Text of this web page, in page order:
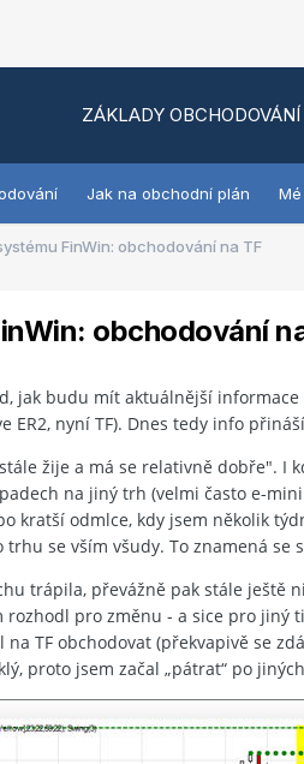
ZÁKLADY OBCHODOVÁNÍ
Jak na obchodní plán
FinWin: obchodování na TF
obchodování
jak budu mít aktuálnější
ER2, nyní TF). Dnes tedy info
žije a má se relativně dobře". I
na jiný trh (velmi často e-mini
kratší odmlce, kdy jsem několik
se vším všudy. To znamená se
trápila, převážně pak stále ještě
pro změnu - a sice pro jiný
TF obchodovat (překvapivě se
proto jsem začal „pátrat“ po